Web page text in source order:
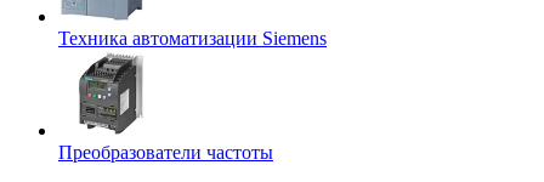
Техника автоматизации Siemens
Преобразователи частоты